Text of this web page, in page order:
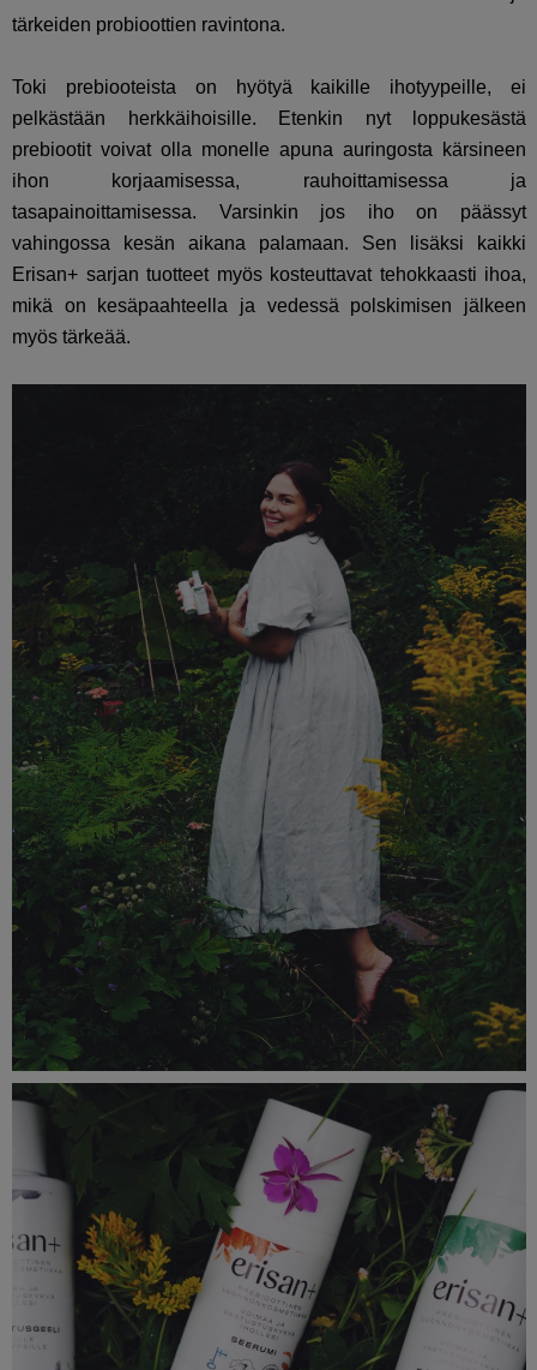
tärkeiden probioottien ravintona.
Toki prebiooteista on hyötyä kaikille ihotyypeille, ei
pelkästään herkkäihoisille. Etenkin nyt loppukesästä
prebiootit voivat olla monelle apuna auringosta kärsineen
ihon korjaamisessa, rauhoittamisessa ja
tasapainoittamisessa. Varsinkin jos iho on päässyt
vahingossa kesän aikana palamaan. Sen lisäksi kaikki
Erisan+ sarjan tuotteet myös kosteuttavat tehokkaasti ihoa,
mikä on kesäpaahteella ja vedessä polskimisen jälkeen
myös tärkeää.